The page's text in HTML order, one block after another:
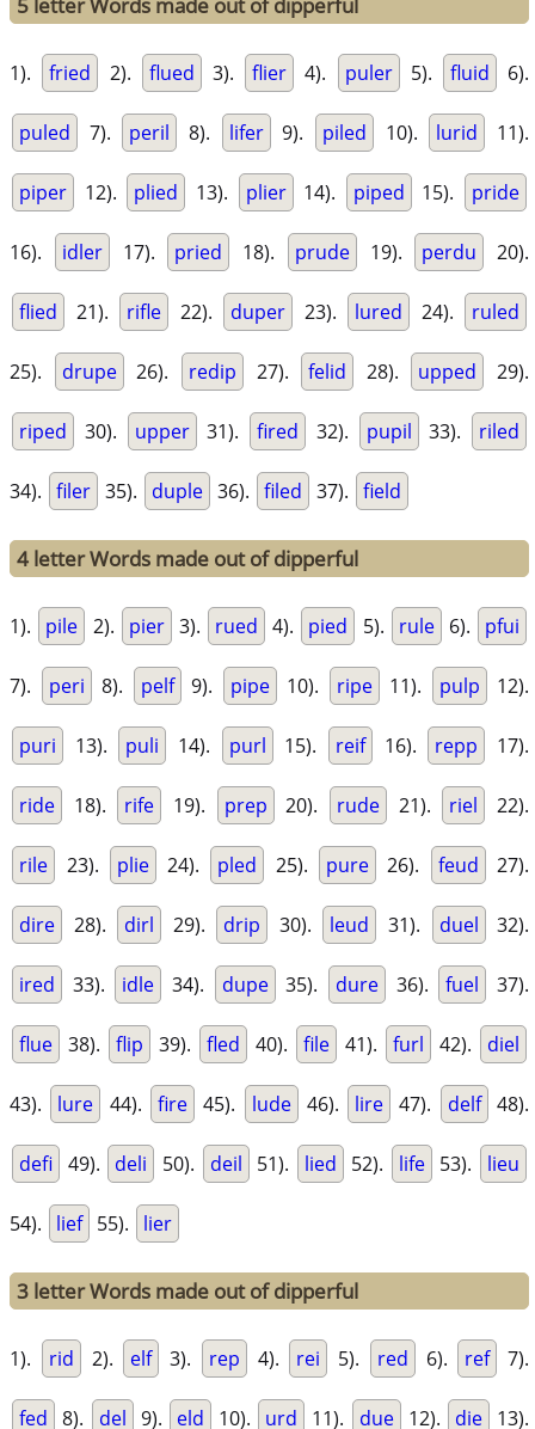
5 letter Words made out of dipperful
1). fried 2). flued 3). flier 4). puler 5). fluid 6).
puled 7). peril 8). lifer 9). piled 10). lurid 11).
piper 12). plied 13). plier 14). piped 15). pride
16). idler 17). pried 18). prude 19). perdu 20).
flied 21). rifle 22). duper 23). lured 24). ruled
25). drupe 26). redip 27). felid 28). upped 29).
riped 30). upper 31). fired 32). pupil 33). riled
34). filer 35). duple 36). filed 37). field
4 letter Words made out of dipperful
1). pile 2). pier 3). rued 4). pied 5). rule 6). pfui
7). peri 8). pelf 9). pipe 10). ripe 11). pulp 12).
puri 13). puli 14). purl 15). reif 16). repp 17).
ride 18). rife 19). prep 20). rude 21). riel 22).
rile 23). plie 24). pled 25). pure 26). feud 27).
dire 28). dirl 29). drip 30). leud 31). duel 32).
ired 33). idle 34). dupe 35). dure 36). fuel 37).
flue 38). flip 39). fled 40). file 41). furl 42). diel
43). lure 44). fire 45). lude 46). lire 47). delf 48).
defi 49). deli 50). deil 51). lied 52). life 53). lieu
54). lief 55). lier
3 letter Words made out of dipperful
1). rid 2). elf 3). rep 4). rei 5). red 6). ref 7).
fed 8). del 9). eld 10). urd 11). due 12). die 13).